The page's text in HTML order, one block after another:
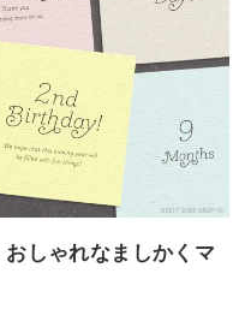
おしゃれなましかくマ